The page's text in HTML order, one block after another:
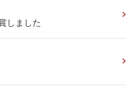
しました